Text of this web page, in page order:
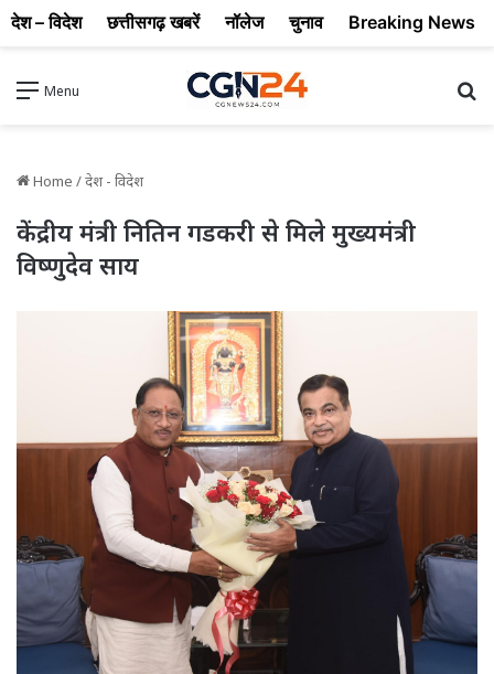
Menu
Home /देश - विदेश
केंद्रीय मंत्री नितिन गडकरी से मिले मुख्यमंत्री
विष्णुदेव साय
देश – विदेश छत्तीसगढ़ खबरें नॉलेज चुनाव Breaking News